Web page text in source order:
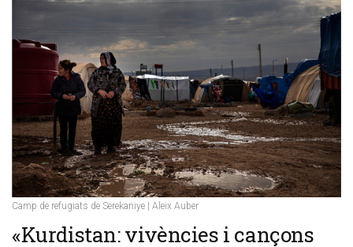
Camp de refugiats de Serekaniye | Aleix Auber
​«Kurdistan: vivències i cançons